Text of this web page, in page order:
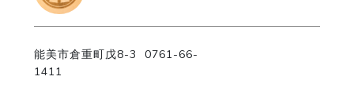
能美市倉重町戊8-3 0761-66-
1411